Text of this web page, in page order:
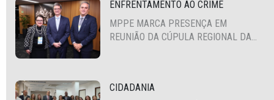
ENFRENTAMENTO AO CRIME
MPPE MARCA PRESENÇA EM
REUNIÃO DA CÚPULA REGIONAL DA
CIDADANIA